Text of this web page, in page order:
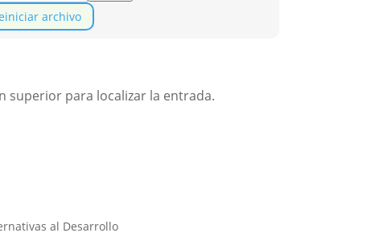
archivo
superior para localizar la entrada.
al Desarrollo